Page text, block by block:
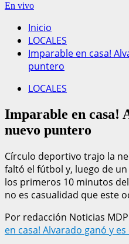
En vivo
Inicio
LOCALES
Imparable en casa!
puntero
LOCALES
Imparable en casa!
nuevo puntero
Círculo deportivo trajo la
faltó el fútbol y, luego de
los primeros 10 minutos
no es casualidad que este
Por redacción Noticias
en casa! Alvarado ganó y